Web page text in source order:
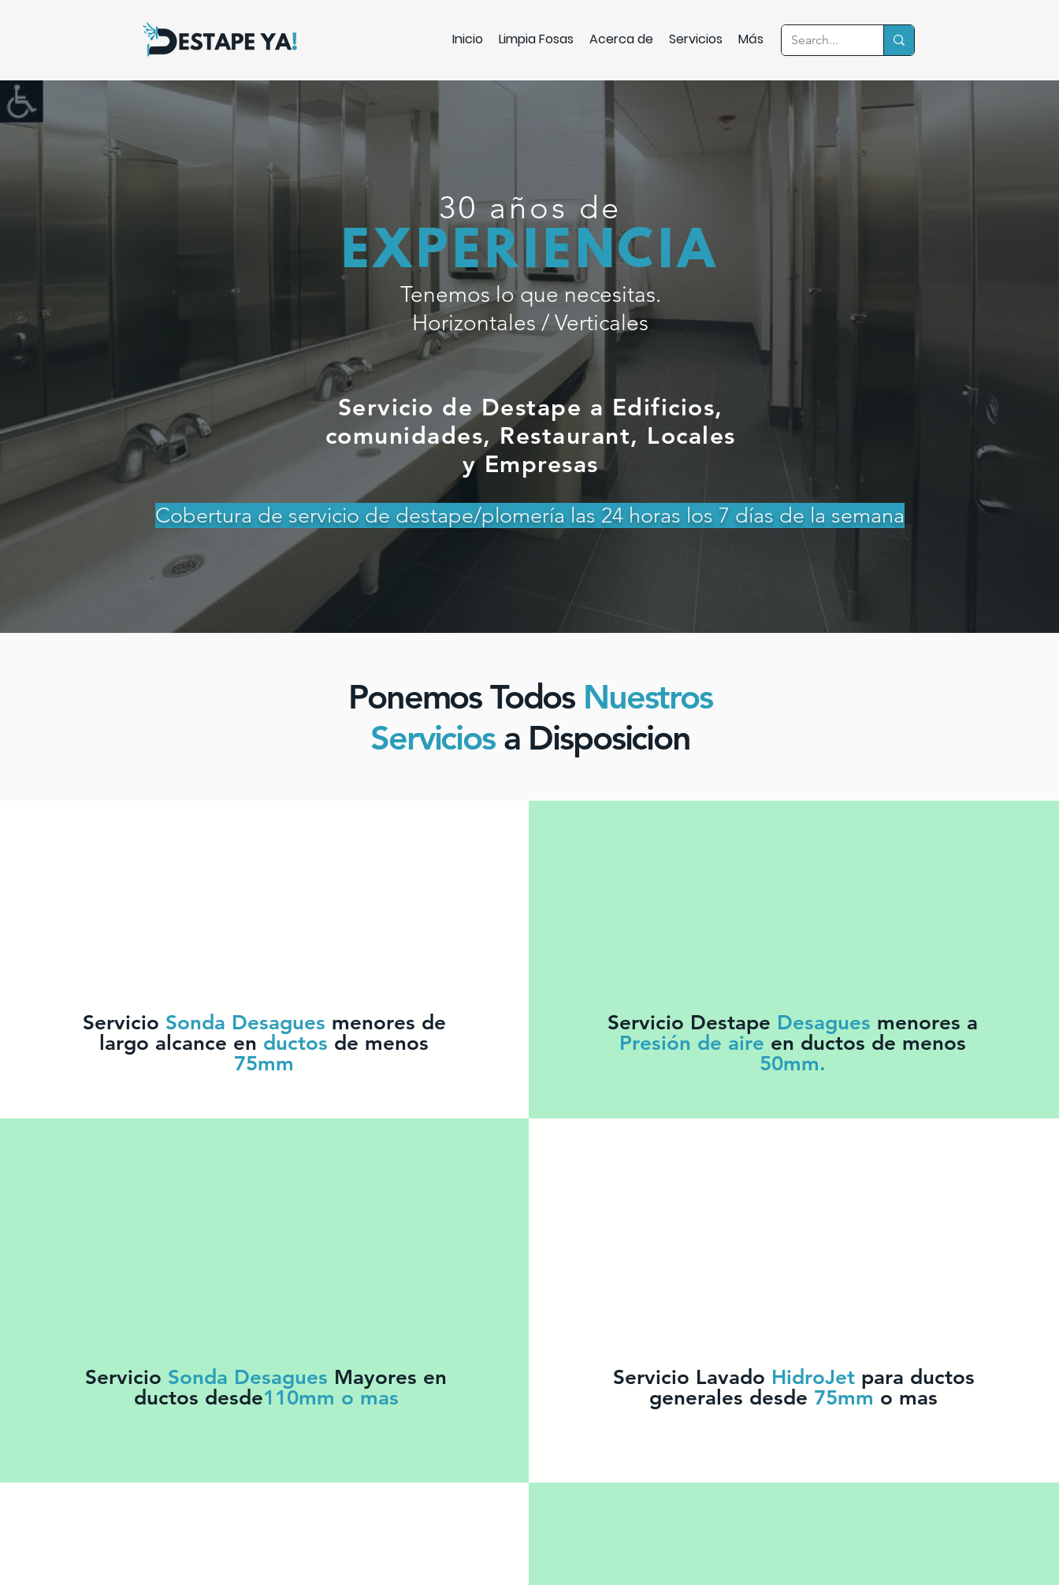
Inicio Limpia Fosas Acerca de Servicios Más
30 años de
EXPERIENCIA
Tenemos lo que necesitas.
Horizontales / Verticales
Servicio de Destape a Edificios,
comunidades, Restaurant, Locales
y Empresas
Cobertura de servicio de destape/plomería las 24 horas los 7 días de la semana
Ponemos Todos Nuestros
Serviciosa Disposicion
Servicio Sonda Desagues menores de
largo alcance en ductos de menos
75mm
Servicio Destape Desagues menores a
Presión de aire en ductos de menos
50mm.
Servicio Sonda Desagues Mayores en
ductos desde110mm o mas
Servicio Lavado HidroJetpara ductos
generales desde 75mm o mas